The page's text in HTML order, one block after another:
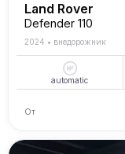
Land Rover
Defender 110
2024 • внедорожник
automatic
От